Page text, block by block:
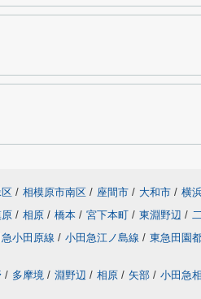
/ 相模原市南区 / 座間市 / 大和市 / 横
/ 相原 / 橋本 / 宮下本町 / 東淵野辺 /
小田原線 / 小田急江ノ島線 / 東急田園
/ 多摩境 / 淵野辺 / 相原 / 矢部 / 小田急